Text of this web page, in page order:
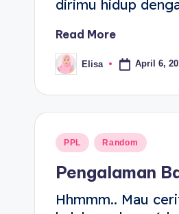
dirimu hidup
Read More
Elisa April 6,
PPL Random
Pengalaman
Hhmmm.. Mau